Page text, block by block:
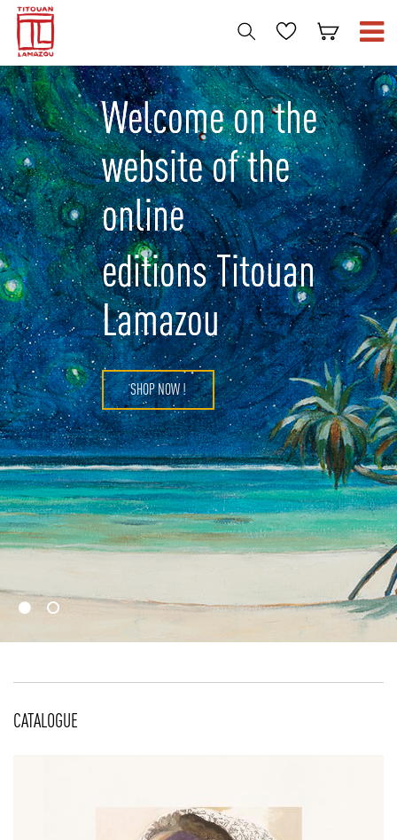
Welcome on the
website of the
online
editions Titouan
Lamazou
SHOP NOW !
CATALOGUE